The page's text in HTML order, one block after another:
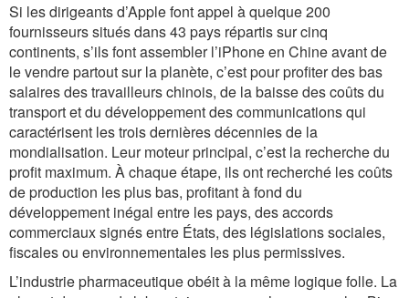
Si les dirigeants d’Apple font appel à quelque 200
fournisseurs situés dans 43 pays répartis sur cinq
continents, s’ils font assembler l’iPhone en Chine avant de
le vendre partout sur la planète, c’est pour profiter des bas
salaires des travailleurs chinois, de la baisse des coûts du
transport et du développement des communications qui
caractérisent les trois dernières décennies de la
mondialisation. Leur moteur principal, c’est la recherche du
profit maximum. À chaque étape, ils ont recherché les coûts
de production les plus bas, profitant à fond du
développement inégal entre les pays, des accords
commerciaux signés entre États, des législations sociales,
fiscales ou environnementales les plus permissives.
L’industrie pharmaceutique obéit à la même logique folle. La